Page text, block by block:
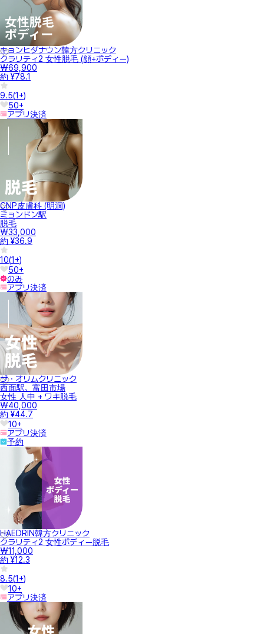
キョンヒダナウン韓方クリニック
クラリティ2 女性脱毛 (顔+ボディー)
₩69,900
約 ¥78.1
9.5(1+)
50+
アプリ決済
CNP皮膚科 (明洞)
ミョンドン駅
脱毛
₩33,000
約 ¥36.9
10(1+)
50+
のみ
アプリ決済
ザ・オリムクリニック
西面駅、富田市場
女性 人中 + ワキ脱毛
₩40,000
約 ¥44.7
10+
アプリ決済
予約
HAEDRIN韓方クリニック
クラリティ2 女性ボディー脱毛
₩11,000
約 ¥12.3
8.5(1+)
10+
アプリ決済